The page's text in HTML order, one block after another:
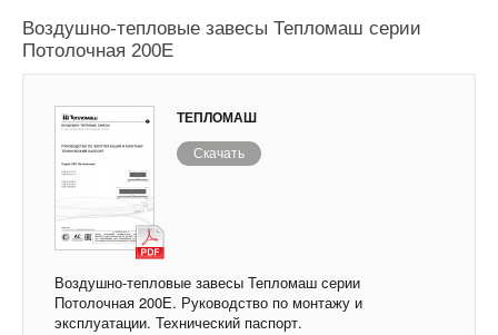
Воздушно-тепловые завесы Тепломаш серии
Потолочная 200Е
ТЕПЛОМАШ
Скачать
Воздушно-тепловые завесы Тепломаш серии
Потолочная 200Е. Руководство по монтажу и
эксплуатации. Технический паспорт.